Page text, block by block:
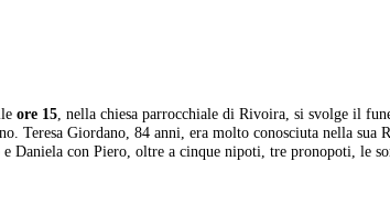
ore 15 , nella chiesa parrocchiale di Rivoira, si svolge il
Teresa Giordano, 84 anni, era molto conosciuta nella sua
Daniela con Piero, oltre a cinque nipoti, tre pronopoti, le